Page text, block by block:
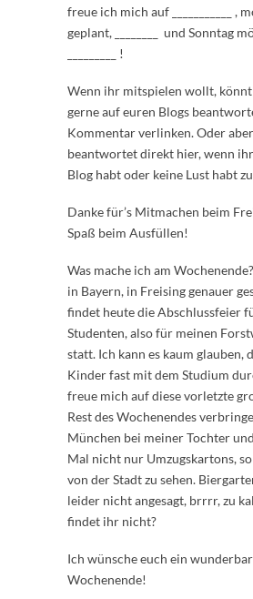
freue ich mich auf ___________ ,
geplant, ________ und Sonntag
_________ !
Wenn ihr mitspielen wollt,
gerne auf euren Blogs
Kommentar verlinken. Oder
beantwortet direkt hier, wenn
Blog habt oder keine Lust habt
Danke für’s Mitmachen beim
Spaß beim Ausfüllen!
Was mache ich am
in Bayern, in Freising genauer
findet heute die Abschlussfeier
Studenten, also für meinen
statt. Ich kann es kaum glauben,
Kinder fast mit dem Studium
freue mich auf diese vorletzte
Rest des Wochenendes
München bei meiner Tochter
Mal nicht nur Umzugskartons,
von der Stadt zu sehen.
leider nicht angesagt, brrrr, zu
findet ihr nicht?
Ich wünsche euch ein
Wochenende!